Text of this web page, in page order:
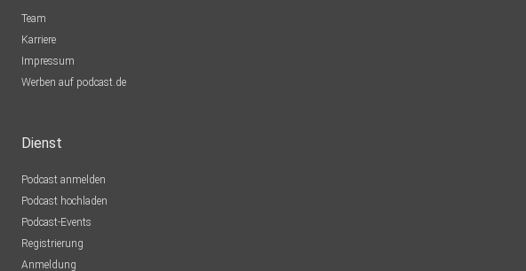
Team
Karriere
Impressum
Werben auf podcast.de
Dienst
Podcast anmelden
Podcast hochladen
Podcast-Events
Registrierung
Anmeldung